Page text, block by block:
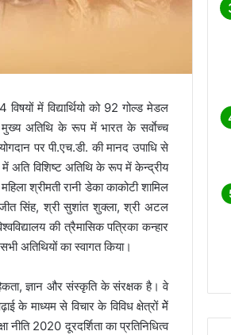
में विद्यार्थियो को 92 गोल्ड मेडल
मुख्य अतिथि के रूप में भारत के सर्वाेच्च
पर पी.एच.डी. की मानद उपाधि से
में अति विशिष्ट अतिथि के रूप में केन्द्रीय
श्रीमती रानी डेका काकोटी शामिल
सिंह, श्री सुशांत शुक्ला, श्री अटल
की त्रैमासिक पत्रिका कन्हार
अतिथियों का स्वागत किया।
ज्ञान और संस्कृति के संरक्षक है। वे
के माध्यम से विचार के विविध क्षेत्रों मेें
2020 दूरदर्शिता का प्रतिनिधित्व